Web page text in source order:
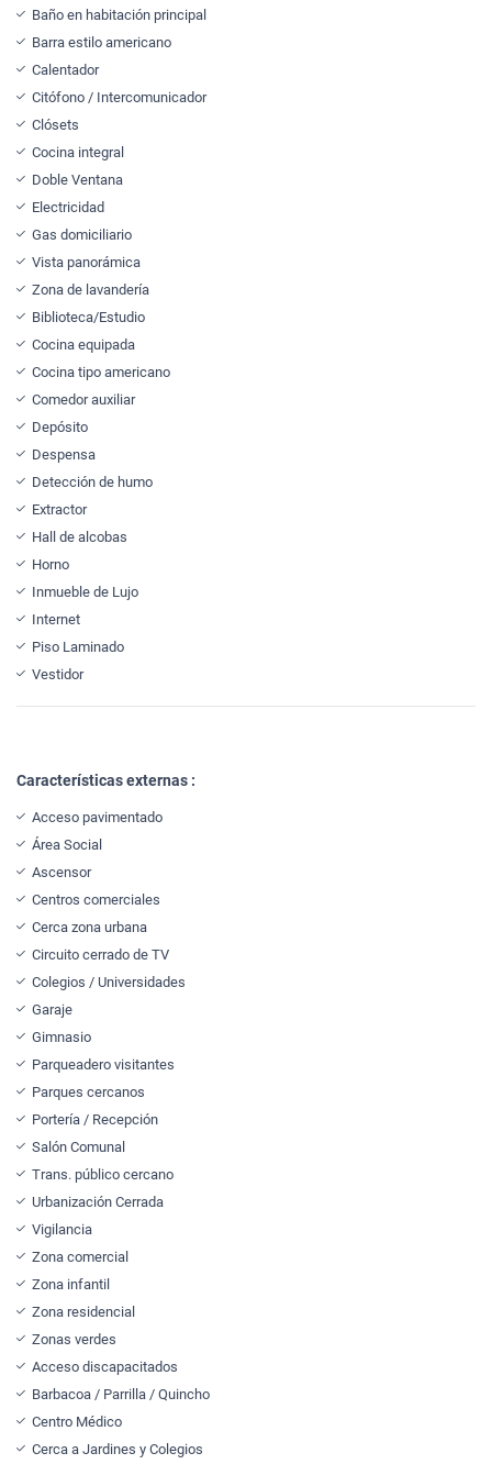
Baño en habitación principal
Barra estilo americano
Calentador
Citófono / Intercomunicador
Clósets
Cocina integral
Doble Ventana
Electricidad
Gas domiciliario
Vista panorámica
Zona de lavandería
Biblioteca/Estudio
Cocina equipada
Cocina tipo americano
Comedor auxiliar
Depósito
Despensa
Detección de humo
Extractor
Hall de alcobas
Horno
Inmueble de Lujo
Internet
Piso Laminado
Vestidor
Características externas :
Acceso pavimentado
Área Social
Ascensor
Centros comerciales
Cerca zona urbana
Circuito cerrado de TV
Colegios / Universidades
Garaje
Gimnasio
Parqueadero visitantes
Parques cercanos
Portería / Recepción
Salón Comunal
Trans. público cercano
Urbanización Cerrada
Vigilancia
Zona comercial
Zona infantil
Zona residencial
Zonas verdes
Acceso discapacitados
Barbacoa / Parrilla / Quincho
Centro Médico
Cerca a Jardines y Colegios